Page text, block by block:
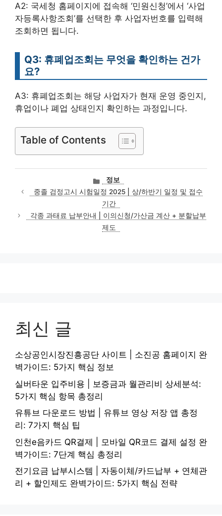
A2: 국세청 홈페이지에 접속해 ‘민원신청’에서 ‘사업
자등록사항조회’를 선택한 후 사업자번호를 입력해
조회하면 됩니다.
Q3: 휴폐업조회는 무엇을 확인하는 건가
요?
A3: 휴폐업조회는 해당 사업자가 현재 운영 중인지,
휴업이나 폐업 상태인지 확인하는 과정입니다.
Table of Contents
카
테
고
리
정보
중졸 검정고시 시험일정 2025 | 상/하반기 일정 및 접수
기간
각종 과태료 납부안내 | 이의신청/가산금 계산 + 분할납부
제도
최신 글
소상공인시장진흥공단 사이트 | 소진공 홈페이지 완
벽가이드: 5가지 핵심 정보
실버타운 입주비용 | 보증금과 월관리비 상세분석:
5가지 핵심 항목 총정리
유튜브 다운로드 방법 | 유튜브 영상 저장 앱 총정
리: 7가지 핵심 팁
인천e음카드 QR결제 | 모바일 QR코드 결제 설정 완
벽가이드: 7단계 핵심 총정리
전기요금 납부시스템 | 자동이체/카드납부 + 연체관
리 + 할인제도 완벽가이드: 5가지 핵심 전략